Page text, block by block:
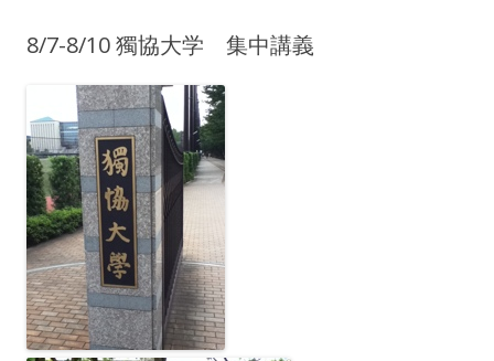
へ
ス
キ
8/7-8/10 獨協大学 集中講義